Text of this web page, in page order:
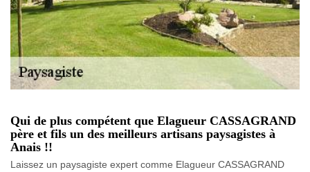
Qui de plus compétent que Elagueur CASSAGRAND
père et fils un des meilleurs artisans paysagistes à
Anais !!
Laissez un paysagiste expert comme Elagueur CASSAGRAND